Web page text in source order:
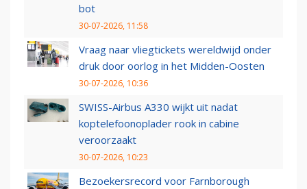
bot
30-07-2026, 11:58
Vraag naar vliegtickets wereldwijd onder
druk door oorlog in het Midden-Oosten
30-07-2026, 10:36
SWISS-Airbus A330 wijkt uit nadat
koptelefoonoplader rook in cabine
veroorzaakt
30-07-2026, 10:23
Bezoekersrecord voor Farnborough